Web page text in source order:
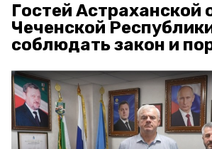
Гостей Астраханской
Чеченской
соблюдать закон и